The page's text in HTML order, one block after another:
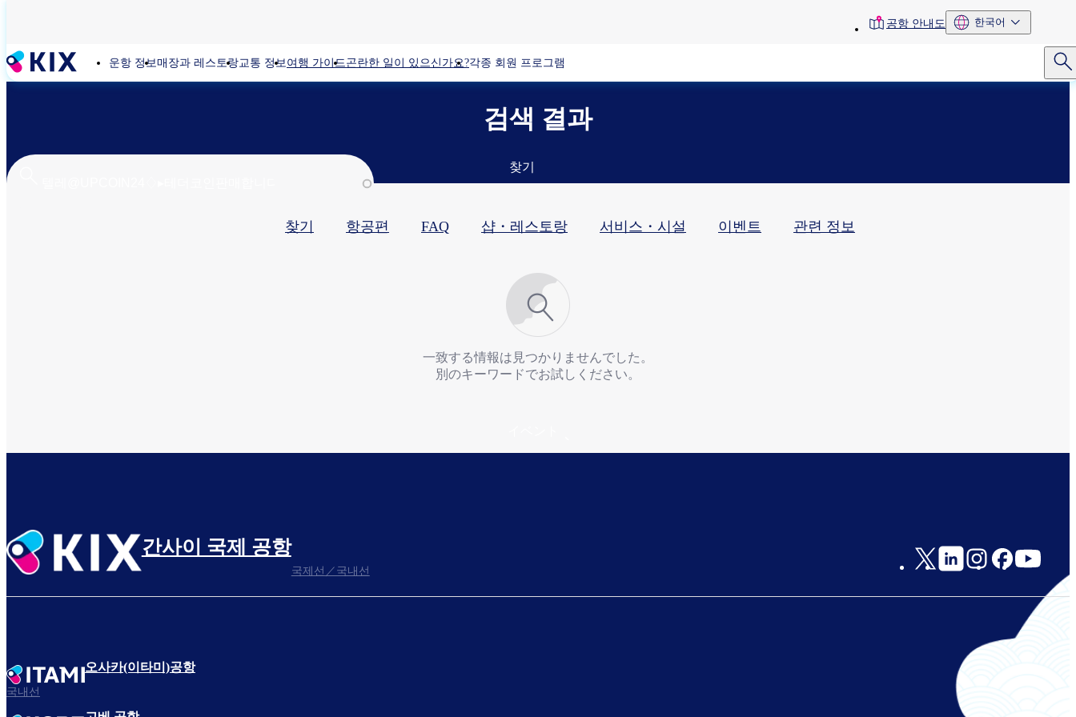
콘
텐
츠
기
toolbar공항 안내도 한국어
운항 정보매장과 레스토랑교통 정보여행 가이드곤란한 일이 있으신가요?각종 회원 프로그램
검색 결과
찾기
찾기 항공편 FAQ 샵・레스토랑​ 서비스・시설​ 이벤트 관련 정보
一致する情報は見つかりませんでした。
別のキーワードでお試しください。
간사이 국제 공항
국제선／국내선
오사카(이타미)공항
국내선
Social